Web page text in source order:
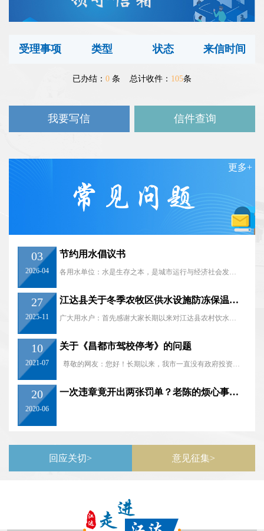
受理事项 类型 状态 来信时间
已办结： 0 条 总计收件： 105条
我要写信 信件查询
更多+
03
2026-04
节约用水倡议书
各用水单位：水是生存之本，是城市运行与经济社会发展的基础性资源。作为供水单位，...
27
2025-11
江达县关于冬季农牧区供水设施防冻保温及日常维护告知书
广大用水户：首先感谢大家长期以来对江达县农村饮水工作的关心和支持！饮水关乎你我...
10
2021-07
关于《昌都市驾校停考》的问题
尊敬的网友：您好！长期以来，我市一直没有政府投资建设的机动车驾驶人科目二...
20
2020-06
一次违章竟开出两张罚单？老陈的烦心事儿公安部回应了！
回应关切> 意见征集>